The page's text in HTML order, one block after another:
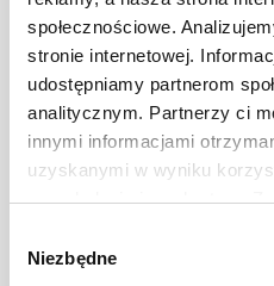
społecznościowe.
stronie internetowej.
udostępniamy partnerom
analitycznym. Partnerzy ci
innymi informacjami
uzyskanymi w wyniku
przeglądania innych stron.
umożliwia ustawienie swoich
zgody
Niezbędne